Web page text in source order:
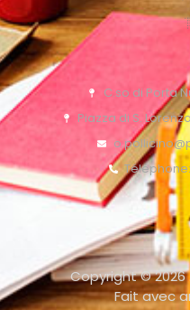
C.so di Porta
Piazza di S.
Copyright © 2026
Fait avec